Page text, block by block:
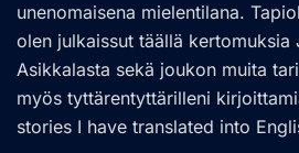
unenomaisena mielentilana.
olen julkaissut täällä kertomuksia
Asikkalasta sekä joukon muita
myös tyttärentyttärilleni
stories I have translated into